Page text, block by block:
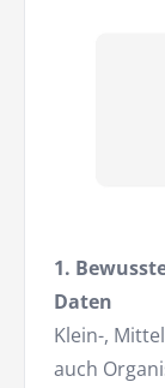
1.
Daten
Klein-,
auch